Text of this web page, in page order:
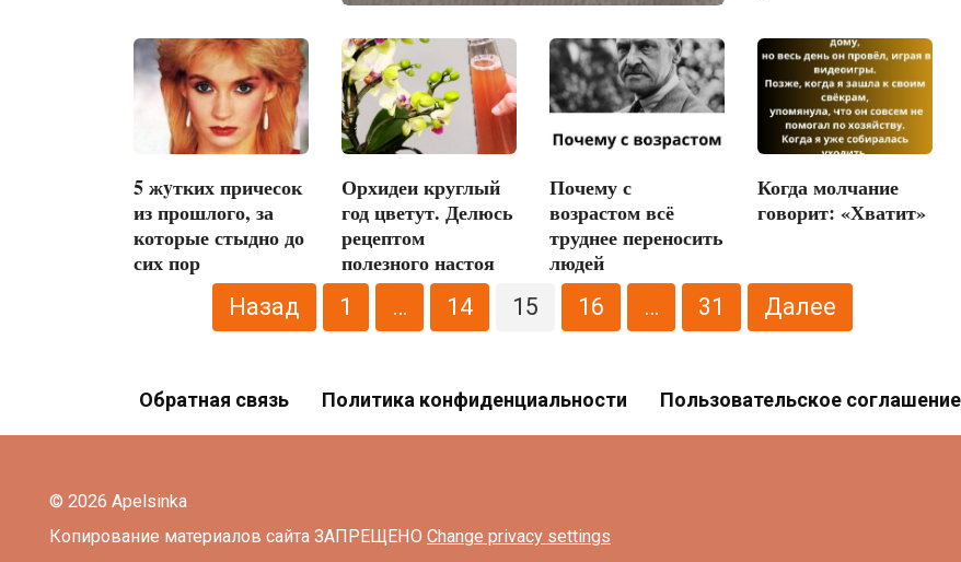
5 жyтких причесок
из прошлого, за
которые стыдно до
сих пор
Орхидеи круглый
год цветут. Делюсь
рецептом
полезного настоя
Почему с
возрастом всё
труднее переносить
людей
Когда молчание
говорит: «Хватит»
Назад 1 … 14 15 16 … 31 Далее
Обратная связь Политика конфиденциальности Пользовательское соглашение
© 2026 Apelsinka
Копирование материалов сайта ЗАПРЕЩЕНО Change privacy settings